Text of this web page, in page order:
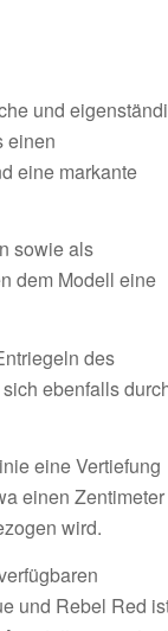
und
einen
eine markante
sowie als
dem Modell eine
des
ebenfalls
eine Vertiefung
einen Zentimeter
wird.
und Rebel Red